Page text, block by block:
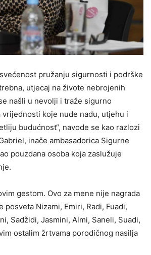
pružanju sigurnosti i podrške
utjecaj na živote nebrojenih
našli u nevolji i traže sigurno
koje nude nadu, utjehu i
budućnost“, navode se kao razlozi
inače ambasadorica Sigurne
pouzdana osoba koja zaslužuje
gestom. Ovo za mene nije nagrada
posveta Nizami, Emiri, Radi, Fuadi,
Sadžidi, Jasmini, Almi, Saneli, Suadi,
ostalim žrtvama porodičnog nasilja